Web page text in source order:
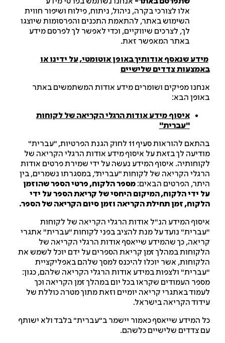
אלו לצורכי בקרה, ניהול, ניתוח, פילוח ושיפור חווית
השימוש באתר, להתאמת התכנים והפרסומות שיוצגו
לך, לצרכים שיווקיים, וכדי לאפשר לך לפרסם מידע
באתר המאפשר זאת.
שנאסף אודותיך באופן אוטומטי, על ידינו או
צדדים שלישיים
מפיקים ושומרים מידע אודות המשתמשים באתר
הבא:
איסוף מידע אודות הרגלי הקריאה של לקוחות
"עברית"
בהתאם להוראות סעיף 11 לחוק הגנת הפרטיות, "עברית"
לך בזאת על איסוף מידע אודות הרגלי הקריאה של
איסוף המידע נעשה על ידי שמירת פרטים אודות
הקריאה של לקוחות "עברית", במסגרתו נשמרים, בין
הפרטים הבאים:מספר הלקוח, פרטי הספר שהוזמן
ידי הלקוח, המיקום היחסי של קריאת הספר על ידי
זמן תחילת הקריאה וזמן סיום הקריאה של הספר.
המידע הנ"ל אודות הרגלי הקריאה של לקוחות
נועד על מנת להציב בפני לקוחות "עברית" אתגרי
כך שהמידע שייאסף אודות הרגלי הקריאה של
במהלך זמן קריאת הספרים על ידם יוכל לשמש את
אשר יוכלו להיכנס למסך שלהם באפליקציית
ולצפות במידע אודות הרגלי הקריאה שלהם, כגון:
העמודים שקראו בכל יום במהלך זמן הקריאה וכך
באתגרי קריאה יומיים וזאת מתוך מטרה כוללת של
הקריאה בישראל.
המידע שייאסף כאמור יישמר ב"עברית" בלבד ולא ישותף
צדדים שלישיים כלשהם.